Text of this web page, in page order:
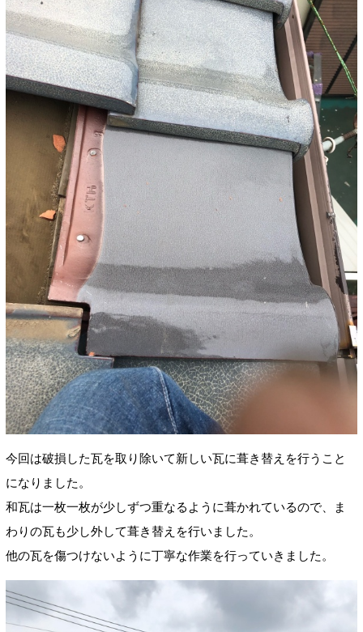
今回は破損した瓦を取り除いて新しい瓦に葺き替えを行うこと
になりました。
和瓦は一枚一枚が少しずつ重なるように葺かれているので、ま
わりの瓦も少し外して葺き替えを行いました。
他の瓦を傷つけないように丁寧な作業を行っていきました。